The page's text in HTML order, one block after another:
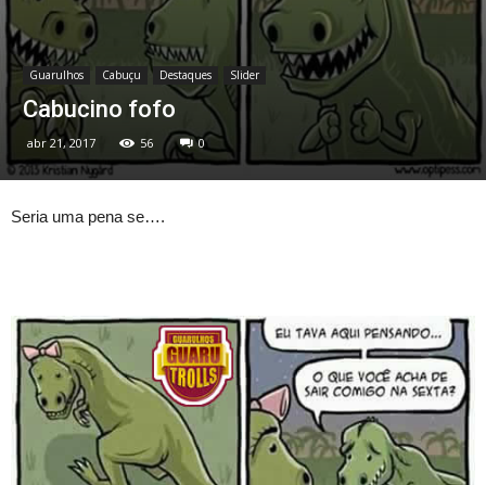
Guarulhos Cabuçu Destaques Slider
Cabucino fofo
abr 21, 2017 56 0
Seria uma pena se….